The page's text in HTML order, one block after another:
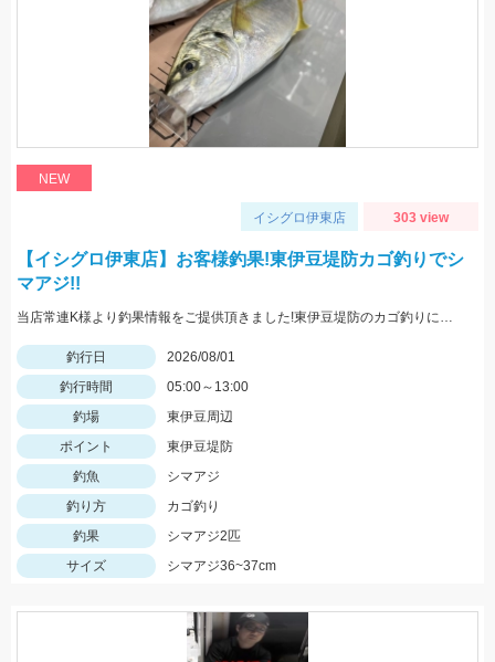
NEW
イシグロ伊東店 303 view
【イシグロ伊東店】お客様釣果!東伊豆堤防カゴ釣りでシ
マアジ!!
当店常連K様より釣果情報をご提供頂きました!東伊豆堤防のカゴ釣りにてシマアジをキャッチ!!おめでとうございます^^
釣行日
2026/08/01
釣行時間
05:00～13:00
釣場
東伊豆周辺
ポイント
東伊豆堤防
釣魚
シマアジ
釣り方
カゴ釣り
釣果
シマアジ2匹
サイズ
シマアジ36~37cm